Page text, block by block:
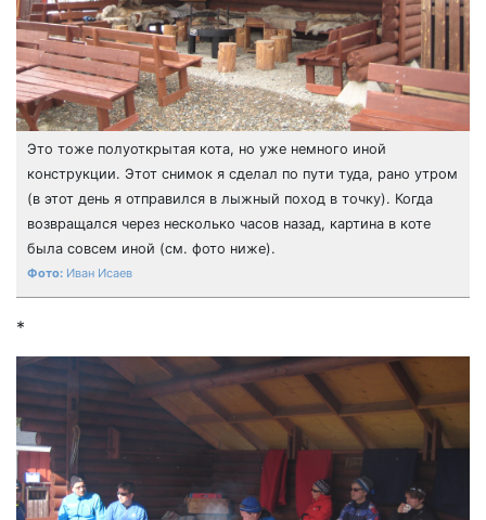
Это тоже полуоткрытая кота, но уже немного иной
конструкции. Этот снимок я сделал по пути туда, рано утром
(в этот день я отправился в лыжный поход в точку). Когда
возвращался через несколько часов назад, картина в коте
была совсем иной (см. фото ниже).
Иван Исаев
*